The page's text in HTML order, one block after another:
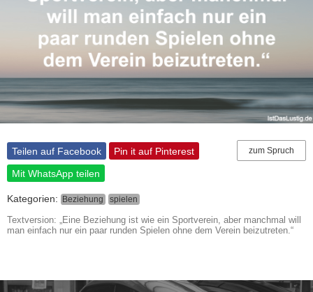
zum Spruch
Teilen auf Facebook
Pin it auf Pinterest
Mit WhatsApp teilen
Kategorien: Beziehung spielen
Textversion: „Eine Beziehung ist wie ein Sportverein, aber manchmal will
man einfach nur ein paar runden Spielen ohne dem Verein beizutreten.“